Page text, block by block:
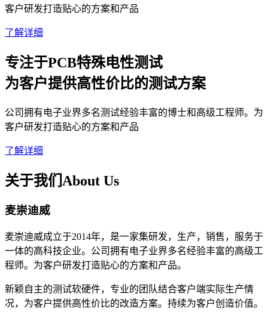
客户研发打造贴心的方案和产品
了解详细
专注于PCB特殊电性测试
为客户提供高性价比的测试方案
公司拥有电子业界多名测试经验丰富的博士和高级工程师。为
客户研发打造贴心的方案和产品
了解详细
关于我们 About Us
麦崇迪威
麦崇迪威成立于2014年，是一家集研发，生产，销售，服务于
一体的高科技企业。公司拥有电子业界多名经验丰富的高级工
程师。为客户研发打造贴心的方案和产品。
新颖自主的测试软硬件，专业的团队结合客户端实际生产情
况，为客户提供高性价比的改造方案。持续为客户创造价值。